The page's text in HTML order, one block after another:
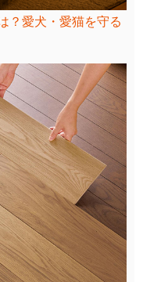
？愛犬・愛猫を守る